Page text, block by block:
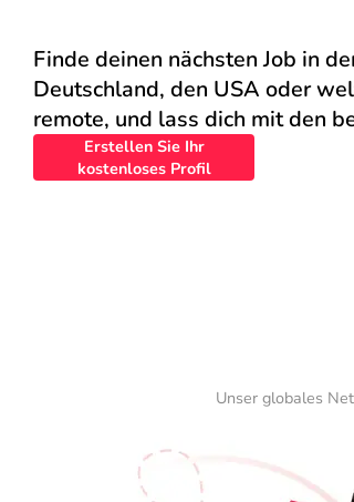
Finde deinen nächsten Job in
Deutschland, den USA oder
remote, und lass dich mit den
Erstellen Sie Ihr
kostenloses Profil
Unser globales